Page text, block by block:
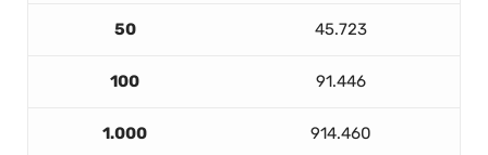
50 45.723
100 91.446
1.000 914.460